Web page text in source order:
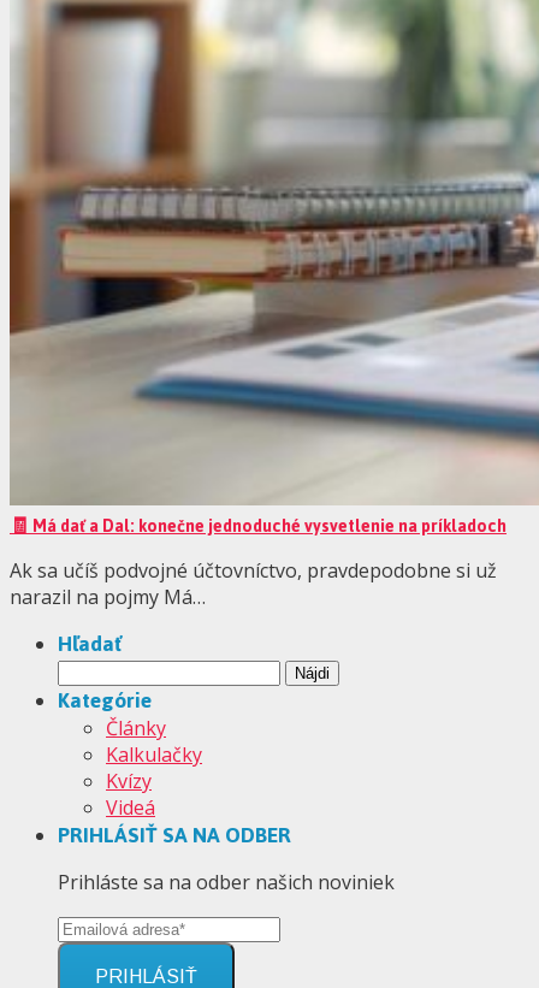
🧾 Má dať a Dal: konečne jednoduché vysvetlenie na príkladoch
Ak sa učíš podvojné účtovníctvo, pravdepodobne si už
narazil na pojmy Má…
Hľadať
Hľadať:
Kategórie
Články
Kalkulačky
Kvízy
Videá
PRIHLÁSIŤ SA NA ODBER
Prihláste sa na odber našich noviniek
PRIHLÁSIŤ